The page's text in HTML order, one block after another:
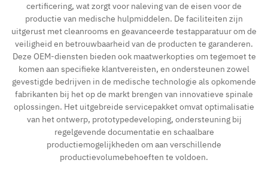
certificering, wat zorgt voor naleving van de eisen voor de
productie van medische hulpmiddelen. De faciliteiten zijn
uitgerust met cleanrooms en geavanceerde testapparatuur om de
veiligheid en betrouwbaarheid van de producten te garanderen.
Deze OEM-diensten bieden ook maatwerkopties om tegemoet te
komen aan specifieke klantvereisten, en ondersteunen zowel
gevestigde bedrijven in de medische technologie als opkomende
fabrikanten bij het op de markt brengen van innovatieve spinale
oplossingen. Het uitgebreide servicepakket omvat optimalisatie
van het ontwerp, prototypedeveloping, ondersteuning bij
regelgevende documentatie en schaalbare
productiemogelijkheden om aan verschillende
productievolumebehoeften te voldoen.